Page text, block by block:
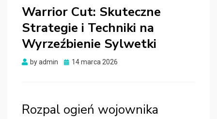
Warrior Cut: Skuteczne
Strategie i Techniki na
Wyrzeźbienie Sylwetki
byadmin
Posted
14 marca 2026
Rozpal ogień wojownika